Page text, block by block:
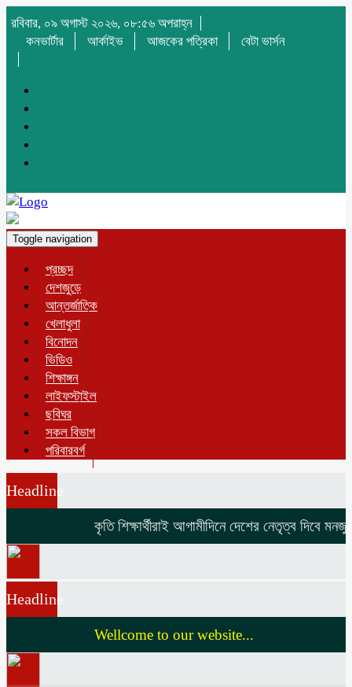
রবিবার, ০৯ অগাস্ট ২০২৬, ০৮:৫৬ অপরাহ্ন
কনভার্টার
আর্কাইভ আজকের পত্রিকা বেটা ভার্সন
Toggle navigation
প্রচ্ছদ
দেশজুড়ে
আন্তর্জাতিক
খেলাধুলা
বিনোদন
ভিডিও
শিক্ষাঙ্গন
লাইফস্টাইল
ছবিঘর
সকল বিভাগ
পরিবারবর্গ
Headline
কৃতি শিক্ষার্থীরাই আগামীদিনে দেশের নেতৃত্ব দিবে মনজুর
Headline
Wellcome to our website...